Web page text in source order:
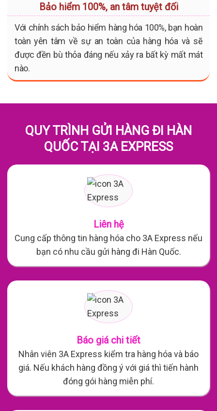
Bảo hiểm 100%, an tâm tuyệt đối
Với chính sách bảo hiểm hàng hóa 100%, bạn hoàn
toàn yên tâm về sự an toàn của hàng hóa và sẽ
được đền bù thỏa đáng nếu xảy ra bất kỳ mất mát
nào.
QUY TRÌNH GỬI HÀNG ĐI HÀN
QUỐC TẠI 3A EXPRESS
Liên hệ
Cung cấp thông tin hàng hóa cho 3A Express nếu
bạn có nhu cầu gửi hàng đi Hàn Quốc.
Báo giá chi tiết
Nhân viên 3A Express kiểm tra hàng hóa và báo
giá. Nếu khách hàng đồng ý với giá thì tiến hành
đóng gói hàng miễn phí.